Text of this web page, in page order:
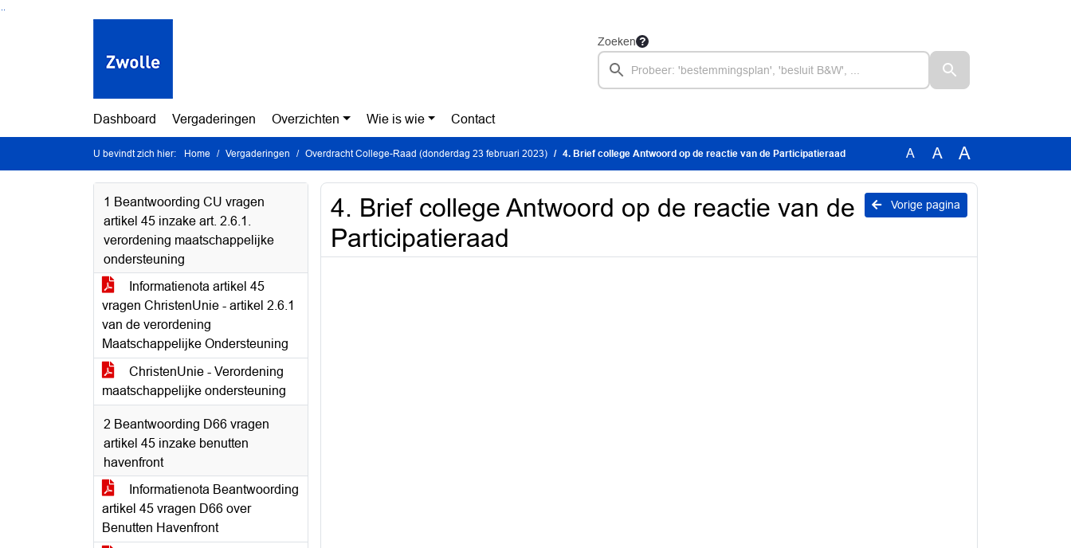
Ga naar de inhoud van deze pagina
Ga naar het zoeken
Ga naar het menu
Zoeken
Dashboard Vergaderingen Overzichten Wie is wie Contact
U bevindt zich hier: Home Vergaderingen Overdracht College-Raad (donderdag 23 februari 2023) 4. Brief college Antwoord op de reactie van de Participatieraad A A A
1 Beantwoording CU vragen
artikel 45 inzake art. 2.6.1.
verordening maatschappelijke
ondersteuning
Informatienota artikel 45
vragen ChristenUnie - artikel 2.6.1
van de verordening
Maatschappelijke Ondersteuning
ChristenUnie - Verordening
maatschappelijke ondersteuning
2 Beantwoording D66 vragen
artikel 45 inzake benutten
havenfront
Informatienota Beantwoording
artikel 45 vragen D66 over
Benutten Havenfront
Vorige pagina
4. Brief college Antwoord op de reactie van de
Participatieraad